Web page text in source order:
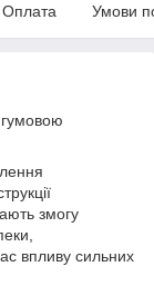
Оплата Умови
змогу
впливу сильних